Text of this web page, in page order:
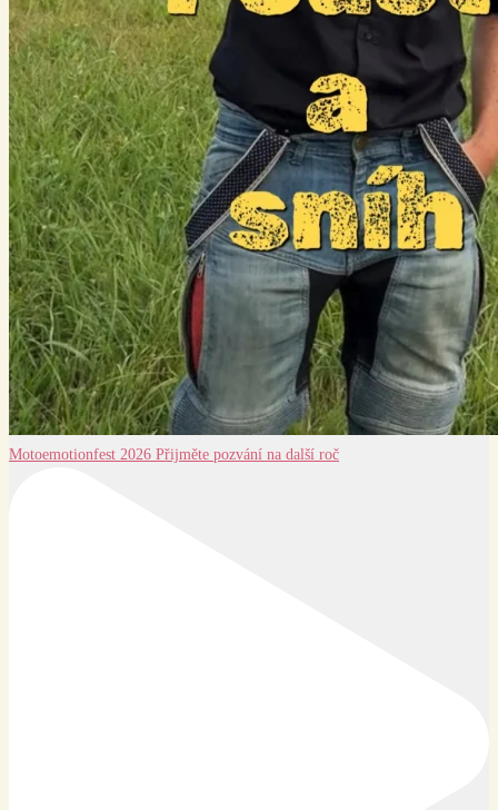
Motoemotionfest 2026 Přijměte pozvání na další roč